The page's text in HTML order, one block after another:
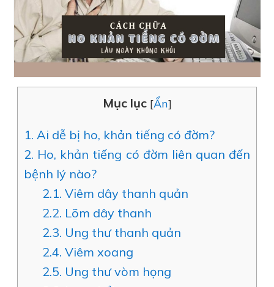
Mục lục [Ẩn]
1. Ai dễ bị ho, khản tiếng có đờm?
2. Ho, khản tiếng có đờm liên quan đến
bệnh lý nào?
2.1. Viêm dây thanh quản
2.2. Lõm dây thanh
2.3. Ung thư thanh quản
2.4. Viêm xoang
2.5. Ung thư vòm họng